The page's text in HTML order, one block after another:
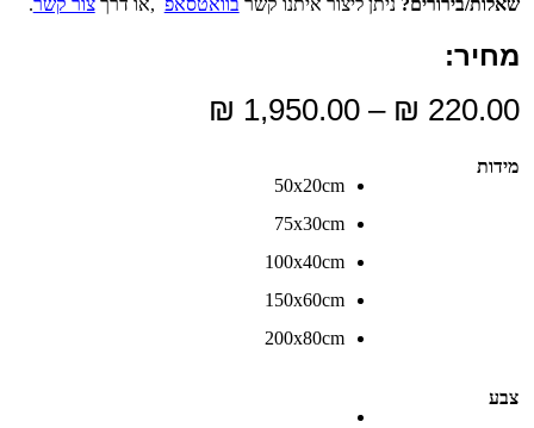
איתנו קשרבוואטסאפ,או דרך צור קשר.
₪ טווח
מחירים: